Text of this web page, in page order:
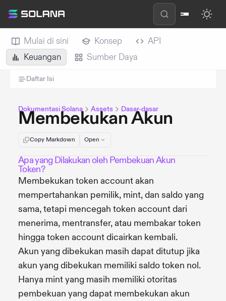
Mulai di sini Konsep
API
Keuangan
Sumber Daya
Daftar Isi
Dokumentasi Solana Assets Dasar-dasar
Membekukan Akun
Copy Markdown Open
Apa yang Dilakukan oleh Pembekuan Akun
Token?
Membekukan token account akan
mempertahankan pemilik, mint, dan saldo yang
sama, tetapi mencegah token account dari
menerima, mentransfer, atau membakar token
hingga token account dicairkan kembali.
Akun yang dibekukan masih dapat ditutup jika
akun yang dibekukan memiliki saldo token nol.
Hanya mint yang masih memiliki otoritas
pembekuan yang dapat membekukan akun